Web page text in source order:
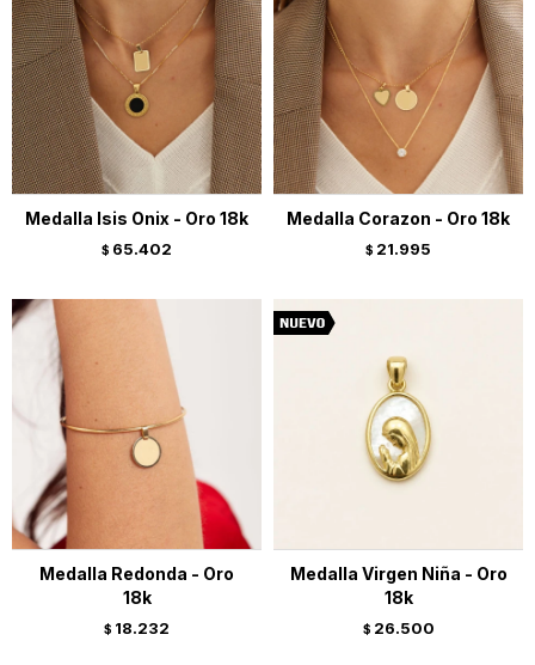
Medalla Isis Onix - Oro 18k
$ 65.402
Medalla Corazon - Oro 18k
$ 21.995
Medalla Redonda - Oro
18k
$ 18.232
Medalla Virgen Niña - Oro
18k
$ 26.500